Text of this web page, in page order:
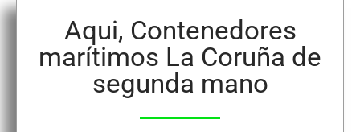
Aqui, Contenedores
marítimos La Coruña de
segunda mano